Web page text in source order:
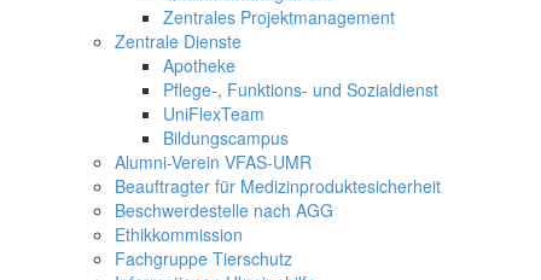
Zentrales Projektmanagement
Zentrale Dienste
Apotheke
Pflege-, Funktions- und Sozialdienst
UniFlexTeam
Bildungscampus
Alumni-Verein VFAS-UMR
Beauftragter für Medizinproduktesicherheit
Beschwerdestelle nach AGG
Ethikkommission
Fachgruppe Tierschutz